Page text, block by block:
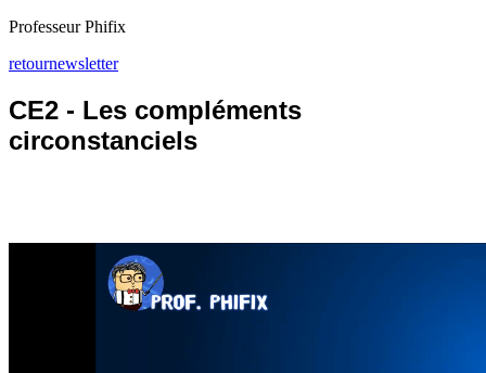
Professeur Phifix
retournewsletter
CE2 - Les compléments
circonstanciels